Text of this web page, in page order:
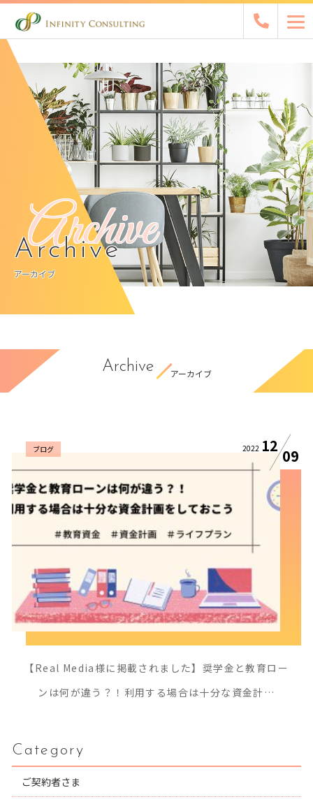
Archive
Archive
アーカイブ
Archive
アーカイブ
ブログ 2022 12
09
【Real Media様に掲載されました】奨学金と教育ロー
ンは何が違う？！利用する場合は十分な資金計…
Category
ご契約者さま